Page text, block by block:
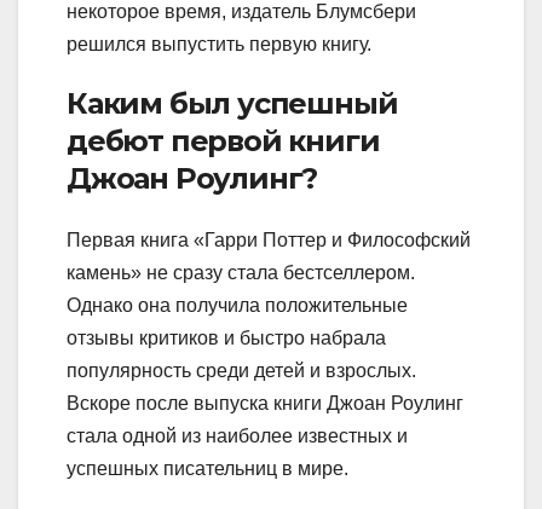
некоторое время, издатель Блумсбери
решился выпустить первую книгу.
Каким был успешный
дебют первой книги
Джоан Роулинг?
Первая книга «Гарри Поттер и Философский
камень» не сразу стала бестселлером.
Однако она получила положительные
отзывы критиков и быстро набрала
популярность среди детей и взрослых.
Вскоре после выпуска книги Джоан Роулинг
стала одной из наиболее известных и
успешных писательниц в мире.